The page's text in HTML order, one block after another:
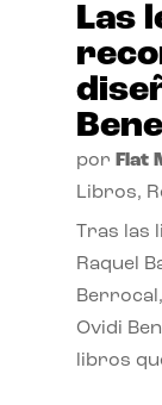
Las
por Flat
Libros,
Tras las
Raquel
Ovidi
libros